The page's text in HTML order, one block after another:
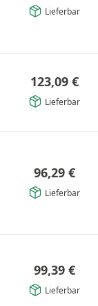
Lieferbar
123,09 €
Lieferbar
96,29 €
Lieferbar
99,39 €
Lieferbar